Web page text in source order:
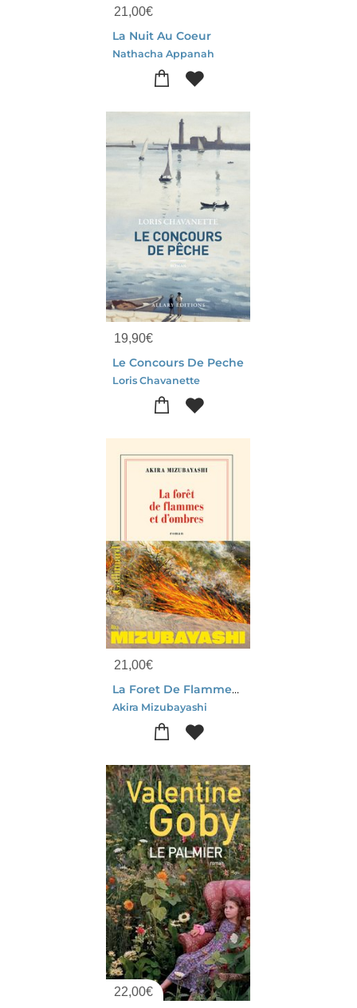
21,00€
La Nuit Au Coeur
Nathacha Appanah
19,90€
Le Concours De Peche
Loris Chavanette
21,00€
La Foret De Flammes Et D'ombres
Akira Mizubayashi
22,00€